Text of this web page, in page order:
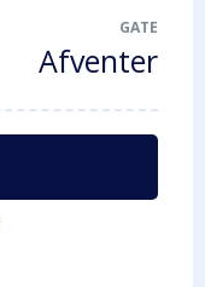
GATE
Afventer